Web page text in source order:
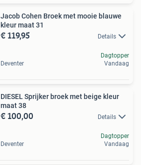
Jacob Cohen Broek met mooie blauwe
kleur maat 31
€ 119,95 Details
Deventer
Dagtopper
Vandaag
DIESEL Sprijker broek met beige kleur
maat 38
€ 100,00 Details
Deventer
Dagtopper
Vandaag